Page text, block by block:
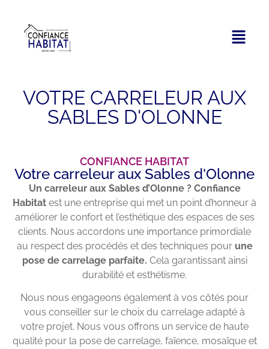
VOTRE CARRELEUR AUX
SABLES D'OLONNE
CONFIANCE HABITAT
Votre carreleur aux Sables d'Olonne
Un carreleur aux Sables d’Olonne ? Confiance
Habitat est une entreprise qui met un point d’honneur à
améliorer le confort et l’esthétique des espaces de ses
clients. Nous accordons une importance primordiale
au respect des procédés et des techniques pour une
pose de carrelage parfaite. Cela garantissant ainsi
durabilité et esthétisme.
Nous nous engageons également à vos côtés pour
vous conseiller sur le choix du carrelage adapté à
votre projet. Nous vous offrons un service de haute
qualité pour la pose de carrelage, faïence, mosaïque et